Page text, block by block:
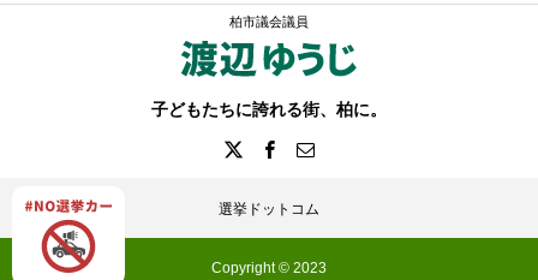
柏市議会議員
子どもたちに誇れる街、柏に。
選挙ドットコム
Copyright © 2023